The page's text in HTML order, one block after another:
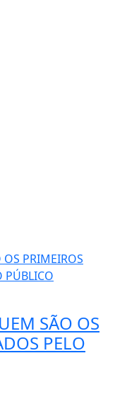
SÃO OS
PELO